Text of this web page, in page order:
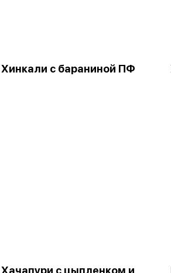
Хинкали с бараниной ПФ
Хачапури с цыпленком и